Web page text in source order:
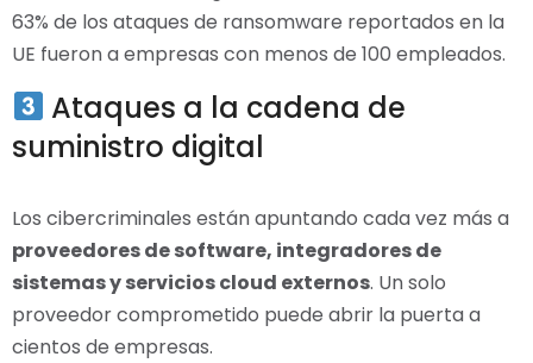
63% de los ataques de ransomware reportados en la
UE fueron a empresas con menos de 100 empleados.
Ataques a la cadena de
suministro digital
Los cibercriminales están apuntando cada vez más a
proveedores de software, integradores de
sistemas y servicios cloud externos. Un solo
proveedor comprometido puede abrir la puerta a
cientos de empresas.